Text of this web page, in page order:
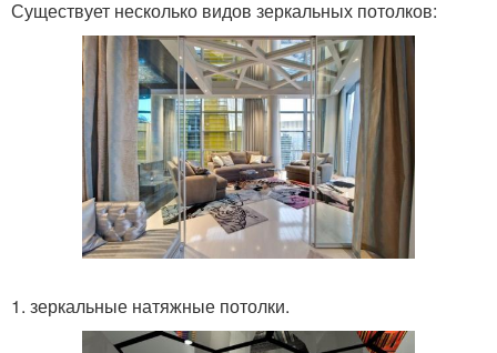
Существует несколько видов зеркальных потолков:
1. зеркальные натяжные потолки.